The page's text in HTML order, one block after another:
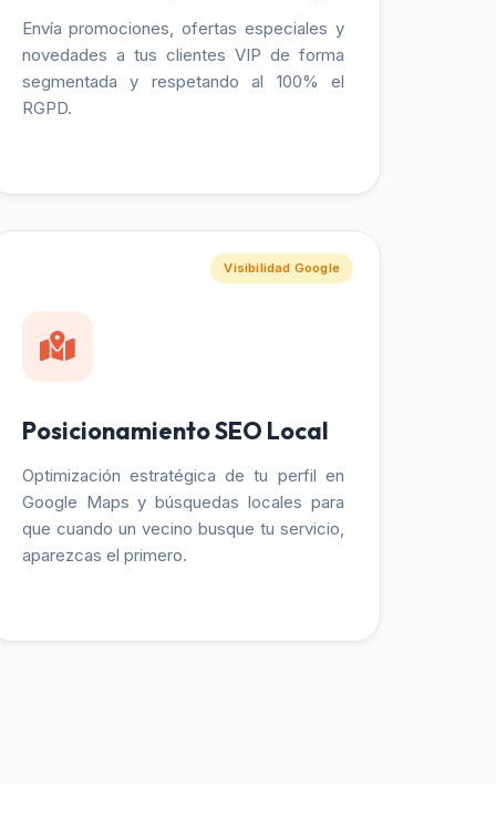
Envía promociones, ofertas especiales y
novedades a tus clientes VIP de forma
segmentada y respetando al 100% el
RGPD.
Visibilidad Google
Posicionamiento SEO Local
Optimización estratégica de tu perfil en
Google Maps y búsquedas locales para
que cuando un vecino busque tu servicio,
aparezcas el primero.